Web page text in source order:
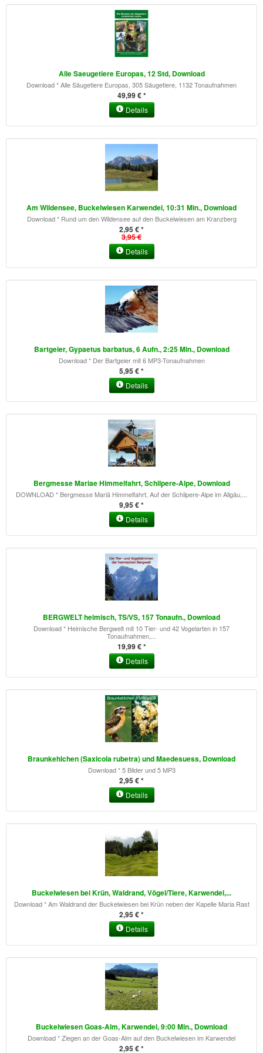
Alle Saeugetiere Europas, 12 Std, Download
Download * Alle Säugetiere Europas, 305 Säugetiere, 1132 Tonaufnahmen
49,99 € *
Details
Am Wildensee, Buckelwiesen Karwendel, 10:31 Min., Download
Download * Rund um den Wildensee auf den Buckelwiesen am Kranzberg
2,95 € *
3,95 €
Details
Bartgeier, Gypaetus barbatus, 6 Aufn., 2:25 Min., Download
Download * Der Bartgeier mit 6 MP3-Tonaufnahmen
5,95 € *
Details
Bergmesse Mariae Himmelfahrt, Schilpere-Alpe, Download
DOWNLOAD * Bergmesse Mariä Himmelfahrt, Auf der Schilpere-Alpe im Allgäu,...
9,95 € *
Details
BERGWELT heimisch, TS/VS, 157 Tonaufn., Download
Download * Heimische Bergwelt mit 10 Tier- und 42 Vogelarten in 157
Tonaufnahmen,...
19,99 € *
Details
Braunkehlchen (Saxicola rubetra) und Maedesuess, Download
Download * 5 Bilder und 5 MP3
2,95 € *
Details
Buckelwiesen bei Krün, Waldrand, Vögel/Tiere, Karwendel,...
Download * Am Waldrand der Buckelwiesen bei Krün neben der Kapelle Maria Rast
2,95 € *
Details
Buckelwiesen Goas-Alm, Karwendel, 9:00 Min., Download
Download * Ziegen an der Goas-Alm auf den Buckelwiesen im Karwendel
2,95 € *